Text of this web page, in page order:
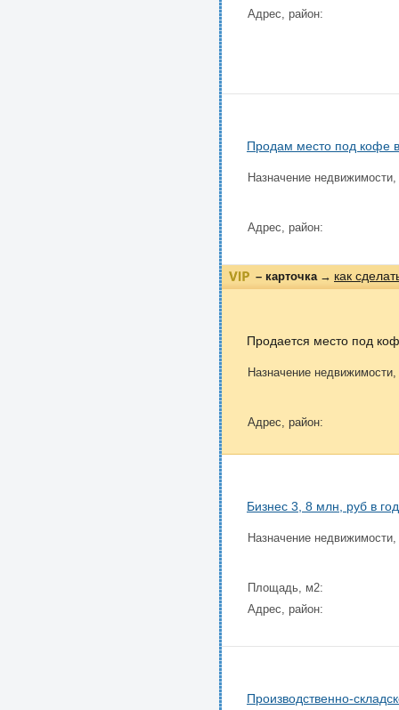
Адрес, район:
Продам место под кофе
Назначение
Адрес, район:
– карточка → как
Продается место под
Назначение
Адрес, район:
Бизнес 3, 8 млн, руб в
Назначение
Площадь, м2:
Адрес, район:
Производственно-